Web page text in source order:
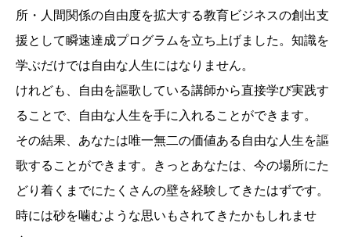
所・人間関係の自由度を拡大する教育ビジネスの創出支
援として瞬速達成プログラムを立ち上げました。知識を
学ぶだけでは自由な人生にはなりません。
けれども、自由を謳歌している講師から直接学び実践す
ることで、自由な人生を手に入れることができます。
その結果、あなたは唯一無二の価値ある自由な人生を謳
歌することができます。きっとあなたは、今の場所にた
どり着くまでにたくさんの壁を経験してきたはずです。
時には砂を噛むような思いもされてきたかもしれませ